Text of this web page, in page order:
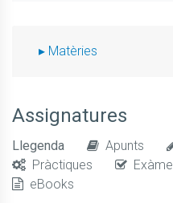
Matèries
Assignatures
Llegenda Apunts
Pràctiques
eBooks